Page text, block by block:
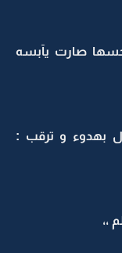
صارت يآبسه
بهدوء و ترقب :
،،